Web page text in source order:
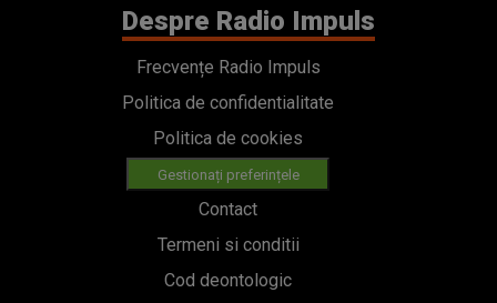
Despre Radio Impuls
Frecvențe Radio Impuls
Politica de confidentialitate
Politica de cookies
Gestionați preferințele
Contact
Termeni si conditii
Cod deontologic